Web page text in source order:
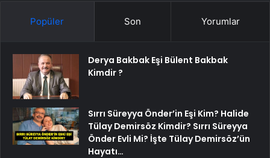
Popüler Son Yorumlar
Derya Bakbak Eşi Bülent Bakbak
Kimdir ?
Sırrı Süreyya Önder’in Eşi Kim? Halide
Tülay Demirsöz Kimdir? Sırrı Süreyya
Önder Evli Mi? İşte Tülay Demirsöz’ün
Hayatı…